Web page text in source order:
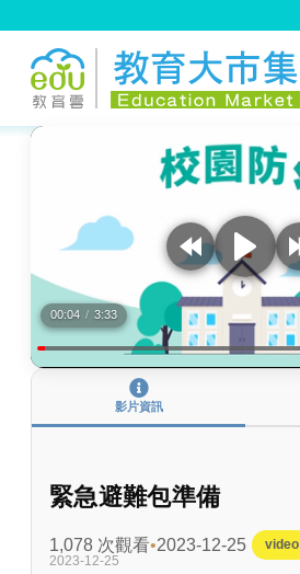
:::
00:04 / 3:33
影片資訊
緊急避難包準備
1,078 次觀看 2023-12-25
video
2023-12-25